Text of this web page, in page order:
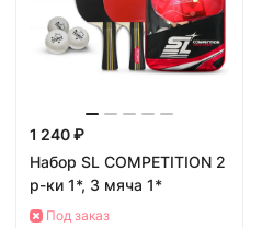
1 240 ₽
Набор SL COMPETITION 2
р-ки 1*, 3 мяча 1*
Под заказ